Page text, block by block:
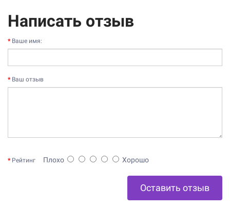
Написать отзыв
Ваше имя:
Ваш отзыв
Рейтинг Плохо Хорошо
Оставить отзыв